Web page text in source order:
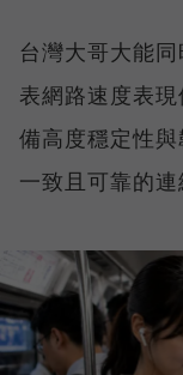
台灣大哥大能
表網路速度表
備高度穩定性
一致且可靠的連